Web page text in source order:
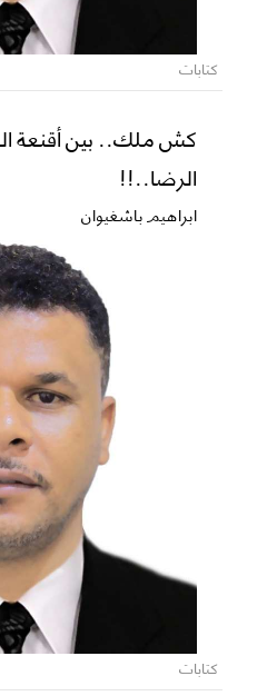
كتابات
كش ملك.. بين أقنعة
الرضا..!!
ابراهيم باشغيوان
كتابات